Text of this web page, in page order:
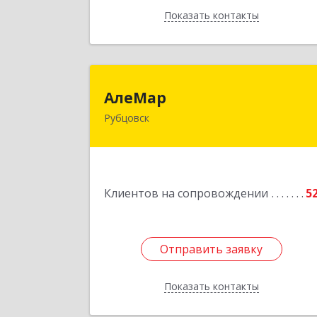
Показать контакты
Назад
АлеМар
Рубцовск
Клиентов на сопровождении
Отправить заявку
Показать контакты
658210, Алтайский край, Рубцовск г,
Отправить заявку
Назад